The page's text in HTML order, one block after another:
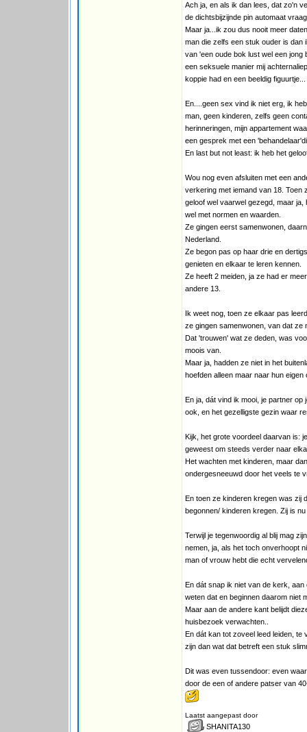
Ach ja, en als ik dan lees, dat zo'n
de dichtsbijzijnde pin automaat
Maar ja...ik zou dus nooit meer
man die zelfs een stuk ouder is dan
van 'een oude bok lust wel een jong
een seksuele manier mij
koppie had en een beeldig figuurtje...
En....geen sex vind ik niet erg, ik
man, geen kinderen, zelfs geen
herinneringen, mijn appartement
een gesprek met een
En last but not least: ik heb het
Wou nog even afsluiten met een
verkering met iemand van 18. Toen
geloof wel vaarwel gezegd, maar
wel met normen en waarden.
Ze gingen eerst samenwonen,
Nederland.
Ze begon pas op haar drie en
genieten en elkaar te leren kennen.
Ze heeft 2 meiden, ja ze had er
andere 13.
Ik weet nog, toen ze elkaar pas
ze gingen samenwonen, van dat ze
Dat 'trouwen' wat ze deden, was
moois van.
Maar ja, hadden ze niet in het
hoefden alleen maar naar hun eigen
En ja, dát vind ik mooi, je partner
ook, en het gezelligste gezin waar
Kijk, het grote voordeel daarvan is:
geweest om steeds verder naar
Het wachten met kinderen, maar
ondergesneeuwd door het veels te
En toen ze kinderen kregen was zij
begonnen/ kinderen kregen. Zij is
Terwijl je tegenwoordig al blij mag
nemen, ja, als het toch onverhoopt
man of vrouw hebt die echt
En dát snap ik niet van de kerk,
weten dat en beginnen daarom niet
Maar aan de andere kant belijdt
huisbezoek verwachten..
En dát kan tot zoveel leed leiden, te
zijn dan wat dat betreft een stuk
Dit was even tussendoor: even
door de een of andere patser van
Laatst aangepast door
SHANITA130